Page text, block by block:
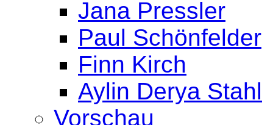
Jana Pressler
Paul Schönfelder
Finn Kirch
Aylin Derya Stahl
Vorschau